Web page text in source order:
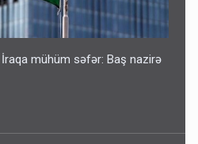
mühüm səfər: Baş nazirə